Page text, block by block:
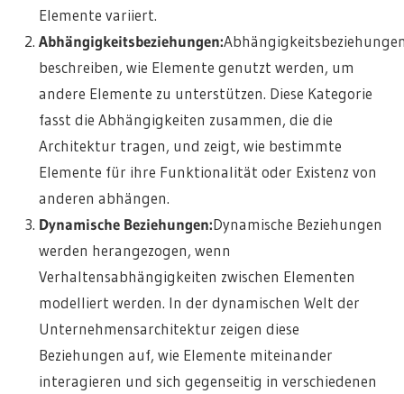
Elemente variiert.
Abhängigkeitsbeziehungen:
beschreiben, wie Elemente genutzt werden, um
andere Elemente zu unterstützen. Diese Kategorie
fasst die Abhängigkeiten zusammen, die die
Architektur tragen, und zeigt, wie bestimmte
Elemente für ihre Funktionalität oder Existenz von
anderen abhängen.
Dynamische Beziehungen:Dynamische Beziehungen
werden herangezogen, wenn
Verhaltensabhängigkeiten zwischen Elementen
modelliert werden. In der dynamischen Welt der
Unternehmensarchitektur zeigen diese
Beziehungen auf, wie Elemente miteinander
interagieren und sich gegenseitig in verschiedenen